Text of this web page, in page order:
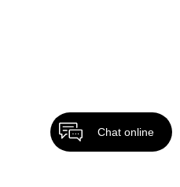
Chat online